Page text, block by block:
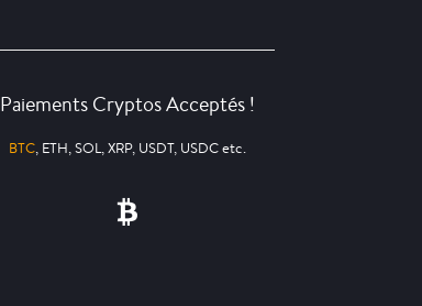
Paiements Cryptos Acceptés !
BTC, ETH, SOL, XRP, USDT, USDC etc.